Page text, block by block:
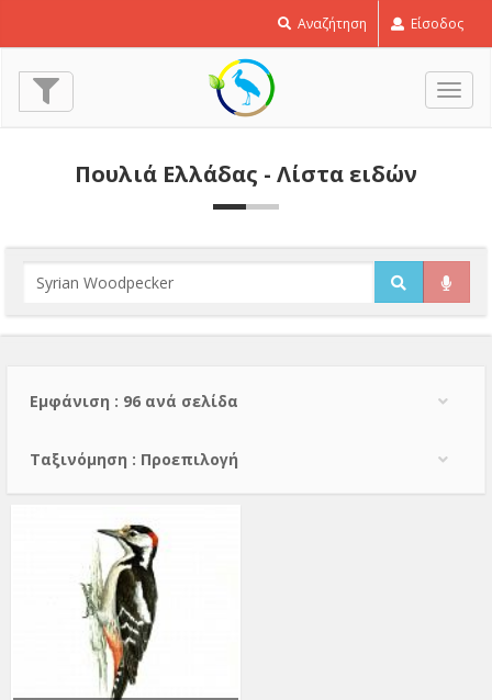
Αναζήτηση Είσοδος
Πουλιά Ελλάδας - Λίστα ειδών
Εμφάνιση : 96 ανά σελίδα
Тαξινόμηση : Προεπιλογή